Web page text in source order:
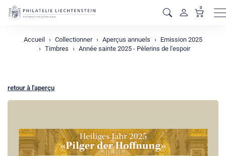
0
Accueil Collectionner Aperçus annuels
Emission 2025
Timbres
Année sainte 2025 - Pèlerins de l'espoir
retour à l'aperçu